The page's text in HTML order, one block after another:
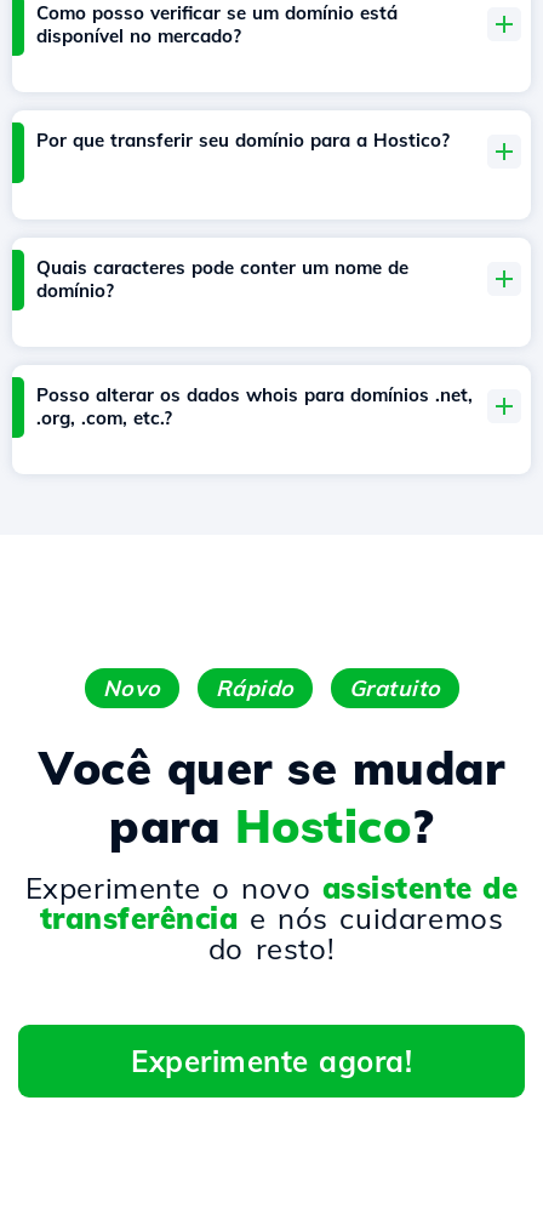
Como posso verificar se um domínio está
disponível no mercado?
Por que transferir seu domínio para a Hostico?
Quais caracteres pode conter um nome de
domínio?
Posso alterar os dados whois para domínios .net,
.org, .com, etc.?
Novo Rápido Gratuito
Você quer se mudar
para Hostico?
Experimente o novo assistente de
transferência e nós cuidaremos
do resto!
Experimente agora!